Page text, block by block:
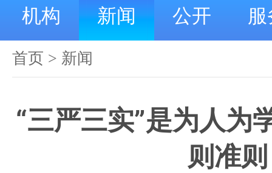
机构 新闻 公开
首页 > 新闻
“三严三实”是为人为
则准则